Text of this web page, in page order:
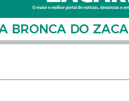
BRONCA DO ZACA